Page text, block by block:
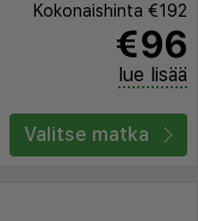
Kokonaishinta €192
€96
lue lisää
Valitse matka